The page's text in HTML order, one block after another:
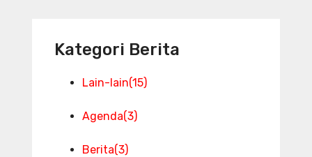
Kategori Berita
Lain-lain(15)
Agenda(3)
Berita(3)